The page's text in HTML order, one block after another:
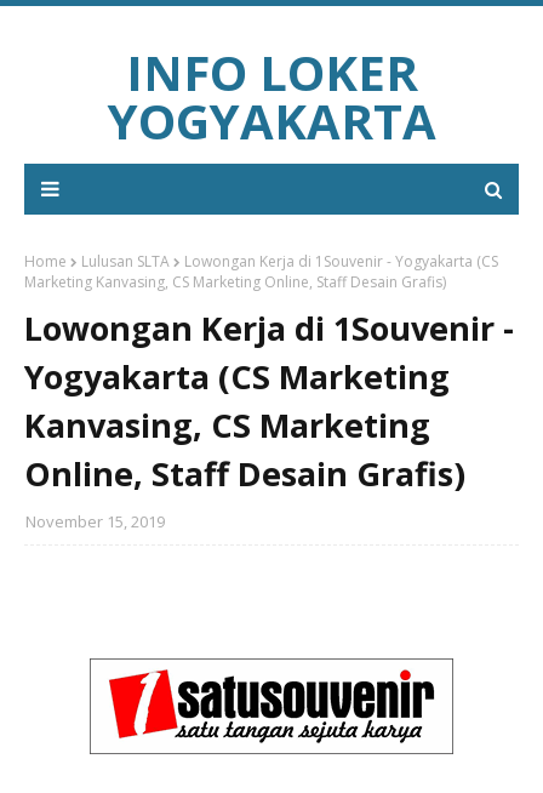
INFO LOKER
YOGYAKARTA
Home Lulusan SLTA
Lowongan Kerja di 1Souvenir - Yogyakarta (CS
Marketing Kanvasing, CS Marketing Online, Staff Desain Grafis)
Lowongan Kerja di 1Souvenir -
Yogyakarta (CS Marketing
Kanvasing, CS Marketing
Online, Staff Desain Grafis)
November 15, 2019